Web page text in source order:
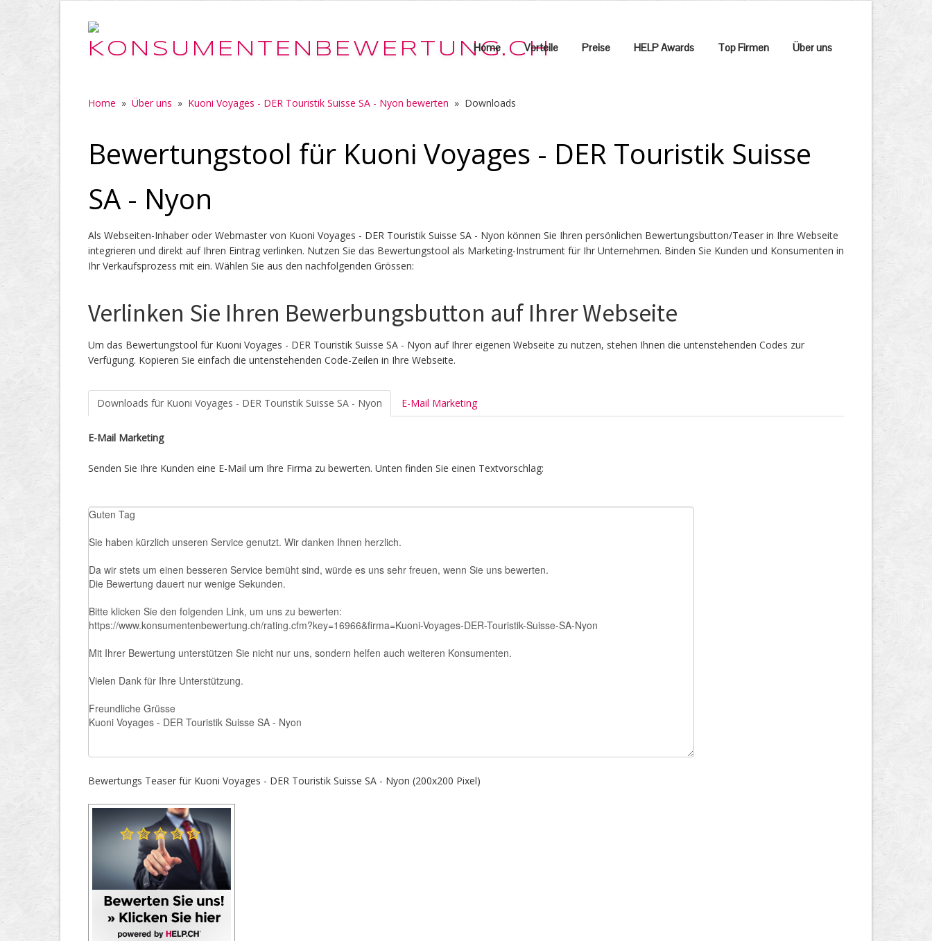
Home Vorteile Preise HELP Awards Top Firmen Über uns
Home » Über uns » Kuoni Voyages - DER Touristik Suisse SA - Nyon bewerten » Downloads
Bewertungstool für Kuoni Voyages - DER Touristik Suisse
SA - Nyon
Als Webseiten-Inhaber oder Webmaster von Kuoni Voyages - DER Touristik Suisse SA - Nyon können Sie Ihren persönlichen Bewertungsbutton/Teaser in Ihre Webseite
integrieren und direkt auf Ihren Eintrag verlinken. Nutzen Sie das Bewertungstool als Marketing-Instrument für Ihr Unternehmen. Binden Sie Kunden und Konsumenten in
Ihr Verkaufsprozess mit ein. Wählen Sie aus den nachfolgenden Grössen:
Verlinken Sie Ihren Bewerbungsbutton auf Ihrer Webseite
Um das Bewertungstool für Kuoni Voyages - DER Touristik Suisse SA - Nyon auf Ihrer eigenen Webseite zu nutzen, stehen Ihnen die untenstehenden Codes zur
Verfügung. Kopieren Sie einfach die untenstehenden Code-Zeilen in Ihre Webseite.
Downloads für Kuoni Voyages - DER Touristik Suisse SA - Nyon E-Mail Marketing
E-Mail Marketing
Senden Sie Ihre Kunden eine E-Mail um Ihre Firma zu bewerten. Unten finden Sie einen Textvorschlag:
Bewertungs Teaser für Kuoni Voyages - DER Touristik Suisse SA - Nyon (200x200 Pixel)